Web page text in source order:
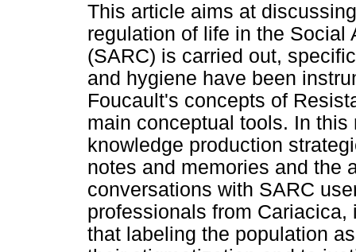
This article aims at
regulation of life in the Social
(SARC) is carried out,
and hygiene have been
Foucault's concepts of
main conceptual tools. In
knowledge production
notes and memories and the
conversations with SARC
professionals from
that labeling the population